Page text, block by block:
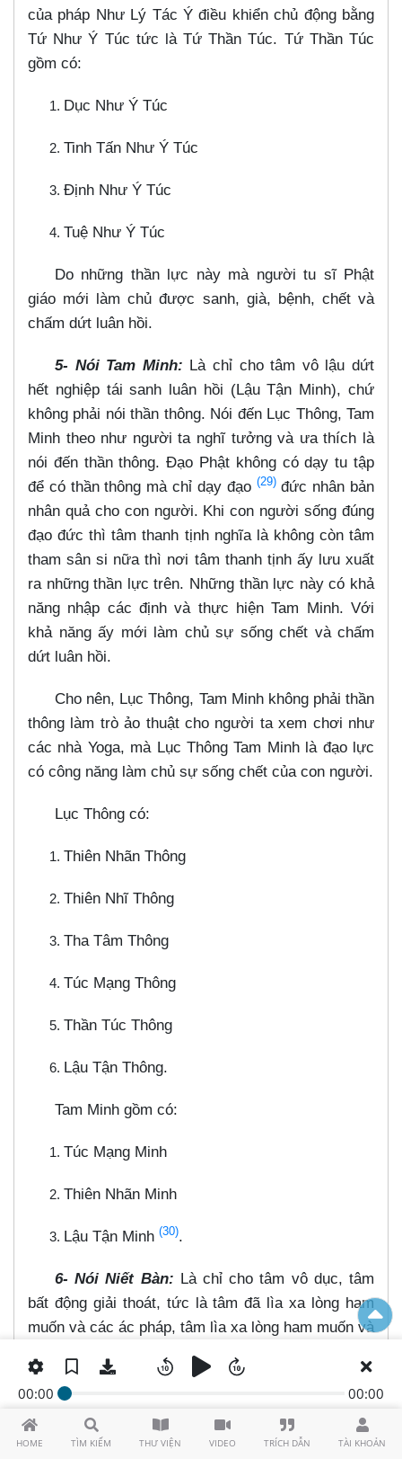
HOME TÌM KIẾM THƯ VIỆN VIDEO TRÍCH DẪN TÀI KHOẢN
00:00 00:00
của pháp Như Lý Tác Ý điều khiển chủ động bằng
Tứ Như Ý Túc tức là Tứ Thần Túc. Tứ Thần Túc
gồm có:
Dục Như Ý Túc
Tinh Tấn Như Ý Túc
Định Như Ý Túc
Tuệ Như Ý Túc
Do những thần lực này mà người tu sĩ Phật
giáo mới làm chủ được sanh, già, bệnh, chết và
chấm dứt luân hồi.
5- Nói Tam Minh: Là chỉ cho tâm vô lậu dứt
hết nghiệp tái sanh luân hồi (Lậu Tận Minh), chứ
không phải nói thần thông. Nói đến Lục Thông, Tam
Minh theo như người ta nghĩ tưởng và ưa thích là
nói đến thần thông. Đạo Phật không có dạy tu tập
để có thần thông mà chỉ dạy đạo (29)đức nhân bản
nhân quả cho con người. Khi con người sống đúng
đạo đức thì tâm thanh tịnh nghĩa là không còn tâm
tham sân si nữa thì nơi tâm thanh tịnh ấy lưu xuất
ra những thần lực trên. Những thần lực này có khả
năng nhập các định và thực hiện Tam Minh. Với
khả năng ấy mới làm chủ sự sống chết và chấm
dứt luân hồi.
Cho nên, Lục Thông, Tam Minh không phải thần
thông làm trò ảo thuật cho người ta xem chơi như
các nhà Yoga, mà Lục Thông Tam Minh là đạo lực
có công năng làm chủ sự sống chết của con người.
Lục Thông có:
Thiên Nhãn Thông
Thiên Nhĩ Thông
Tha Tâm Thông
Túc Mạng Thông
Thần Túc Thông
Lậu Tận Thông.
Tam Minh gồm có:
Túc Mạng Minh
Thiên Nhãn Minh
Lậu Tận Minh (30).
6- Nói Niết Bàn: Là chỉ cho tâm vô dục, tâm
bất động giải thoát, tức là tâm đã lìa xa lòng ham
muốn và các ác pháp, tâm lìa xa lòng ham muốn và
CÁC NHÀ HỌC GIẢ DẠY NHẬP SƠ
THIỀN (25:24)
Câu hỏi của Diệu Quang